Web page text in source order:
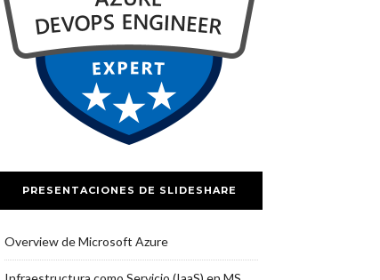
PRESENTACIONES DE SLIDESHARE
Overview de Microsoft Azure